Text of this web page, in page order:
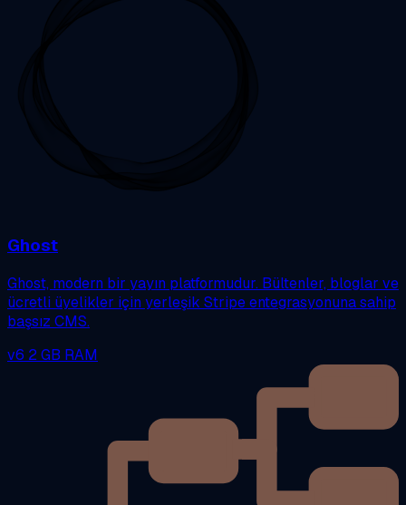
Ghost
Ghost, modern bir yayın platformudur. Bültenler, bloglar ve
ücretli üyelikler için yerleşik Stripe entegrasyonuna sahip
başsız CMS.
v6 2 GB RAM